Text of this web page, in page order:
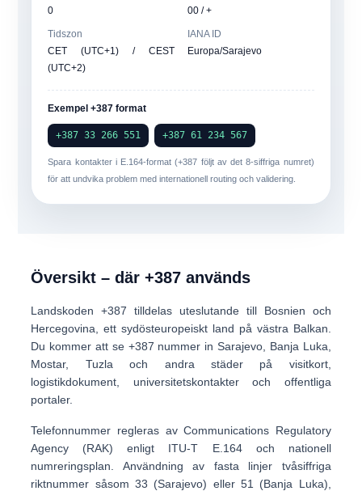
0
00 / +
Tidszon
CET (UTC+1) / CEST
(UTC+2)
IANA ID
Europa/Sarajevo
Exempel +387 format
+387 33 266 551 +387 61 234 567
Spara kontakter i E.164-format (+387 följt av det 8-siffriga numret)
för att undvika problem med internationell routing och validering.
Översikt – där +387 används
Landskoden+387 tilldelas uteslutande till Bosnien och
Hercegovina , ett sydösteuropeiskt land på västra Balkan.
Du kommer att se +387 nummer inSarajevo, Banja Luka,
Mostar, Tuzla och andra städer på visitkort,
logistikdokument, universitetskontakter och offentliga
portaler.
Telefonnummer regleras av Communications Regulatory
Agency (RAK) enligt ITU-T E.164 och nationell
numreringsplan. Användning av fasta linjer tvåsiffriga
riktnummer såsom33 (Sarajevo) eller 51 (Banja Luka)